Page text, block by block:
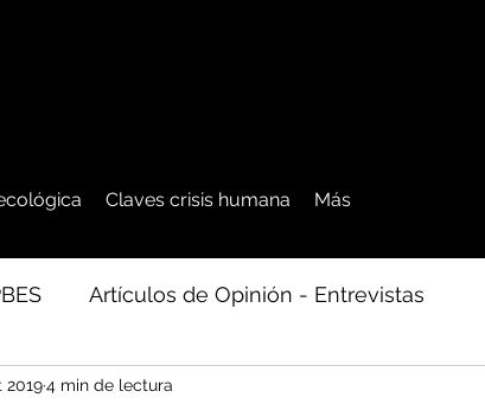
Claves crisis humana Más
Artículos de Opinión - Entrevistas
Seguridad Alimentaria-Agua-Dieta
20194 min de lectura